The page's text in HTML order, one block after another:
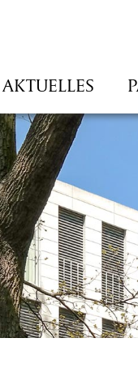
AKTUELLES